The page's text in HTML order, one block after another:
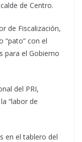
de Centro.
de Fiscalización,
“pato” con el
para el Gobierno
del PRI,
“labor de
en el tablero del